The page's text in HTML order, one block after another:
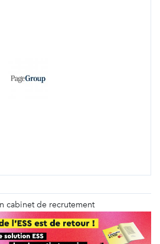
cabinet de recrutement
de 40 ans dans le
en intérim, en management de
du recrutement de dirigeants et